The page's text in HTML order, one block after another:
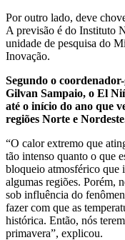
Por outro lado, deve
A previsão é do Instituto
unidade de pesquisa do
Inovação.
Segundo o
Gilvan Sampaio, o El
até o início do ano que
regiões Norte e
“O calor extremo que
tão intenso quanto o que
bloqueio atmosférico que
algumas regiões. Porém,
sob influência do
fazer com que as
histórica. Então, nós
primavera”, explicou.